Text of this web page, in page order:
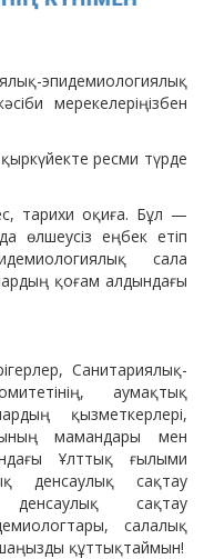
эпидемиологиялық
мерекелеріңізбен
ресми түрде
тарихи оқиға. Бұл —
өлшеусіз еңбек етіп
сала
қоғам алдындағы
Санитариялық-
аумақтық
қызметкерлері,
мамандары мен
Ұлттық ғылыми
денсаулық сақтау
денсаулық сақтау
салалық
құттықтаймын!